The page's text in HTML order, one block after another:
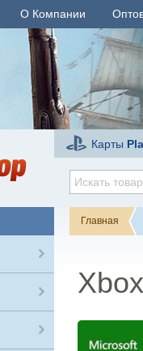
О Компании
Карты
Главная